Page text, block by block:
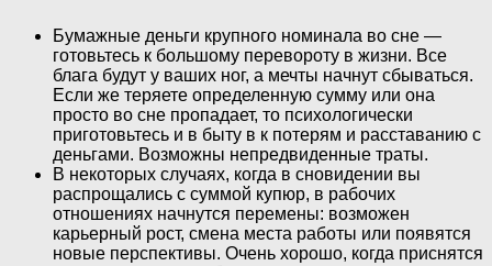
Бумажные деньги крупного номинала во сне —
готовьтесь к большому перевороту в жизни. Все
блага будут у ваших ног, а мечты начнут сбываться.
Если же теряете определенную сумму или она
просто во сне пропадает, то психологически
приготовьтесь и в быту в к потерям и расставанию с
деньгами. Возможны непредвиденные траты.
В некоторых случаях, когда в сновидении вы
распрощались с суммой купюр, в рабочих
отношениях начнутся перемены: возможен
карьерный рост, смена места работы или появятся
новые перспективы. Очень хорошо, когда приснятся